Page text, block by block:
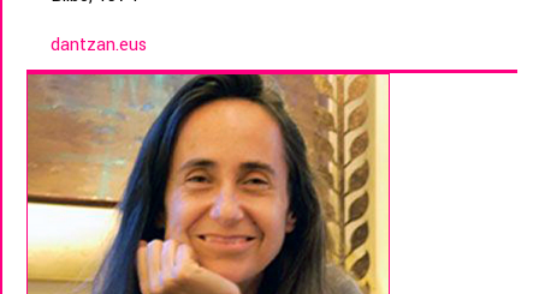
dantzan.eus